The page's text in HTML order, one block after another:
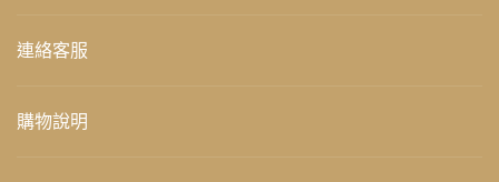
連絡客服
購物說明